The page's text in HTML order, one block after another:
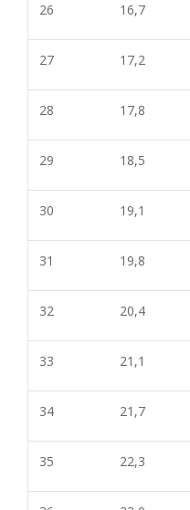
26 16,7
27 17,2
28 17,8
29 18,5
30 19,1
31 19,8
32 20,4
33 21,1
34 21,7
35 22,3